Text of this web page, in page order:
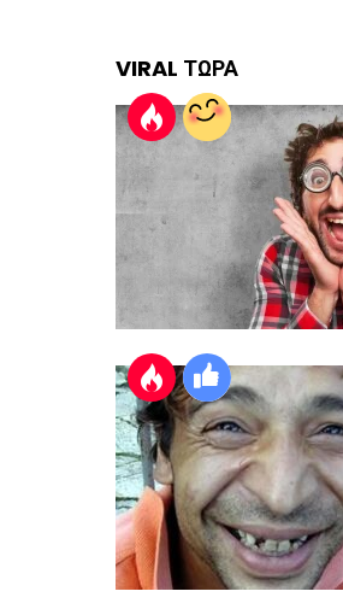
VIRAL ΤΩΡΑ